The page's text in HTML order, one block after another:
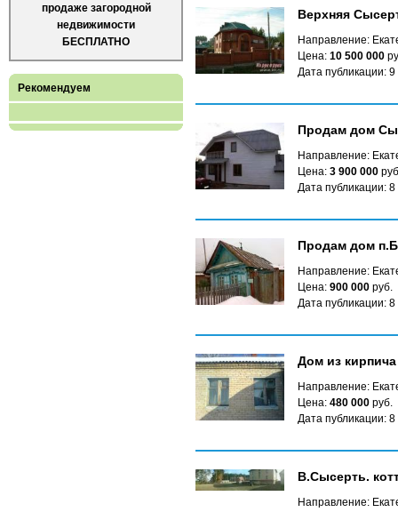
продаже загородной
недвижимости
БЕСПЛАТНО
Рекомендуем
Верхняя
Направление:
Цена: 10 500 000
Дата публикации:
Продам дом
Направление:
Цена: 3 900 000
Дата публикации:
Продам дом
Направление:
Цена: 900 000 руб.
Дата публикации:
Дом из
Направление:
Цена: 480 000 руб.
Дата публикации:
В.Сысерть.
Направление: